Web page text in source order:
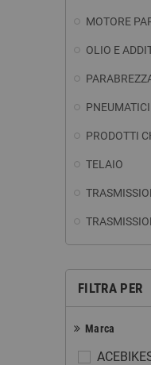
MOTORE
OLIO E
PRODOTTI
TELAIO
FILTRA PER
Marca